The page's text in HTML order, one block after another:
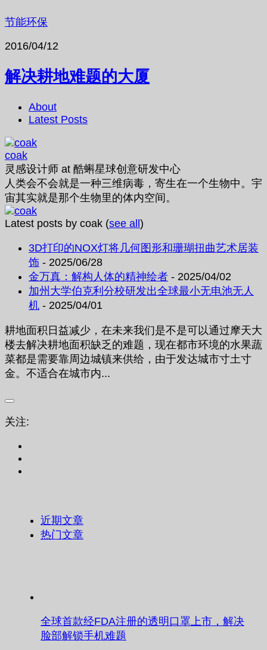
节能环保
2016/04/12
解决耕地难题的大厦
About
Latest Posts
coak
灵感设计师 at 酷蝌星球创意研发中心
人类会不会就是一种三维病毒，寄生在一个生物中。宇
宙其实就是那个生物里的体内空间。
Latest posts by coak (see all)
3D打印的NOX灯将几何图形和珊瑚扭曲艺术居装
饰 - 2025/06/28
金万真：解构人体的精神绘者 - 2025/04/02
加州大学伯克利分校研发出全球最小无电池无人
机 - 2025/04/01
耕地面积日益减少，在未来我们是不是可以通过摩天大
楼去解决耕地面积缺乏的难题，现在都市环境的水果蔬
菜都是需要靠周边城镇来供给，由于发达城市寸土寸
金。不适合在城市内...
关注:
近期文章
热门文章
全球首款经FDA注册的透明口罩上市，解决
脸部解锁手机难题